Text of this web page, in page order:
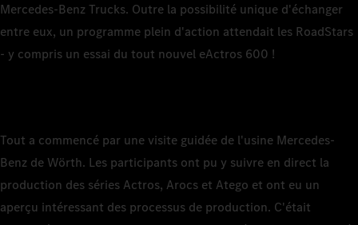
Mercedes-Benz Trucks. Outre la possibilité unique d'échanger
entre eux, un programme plein d'action attendait les RoadStars
- y compris un essai du tout nouvel eActros 600 !
Tout a commencé par une visite guidée de l'usine Mercedes-
Benz de Wörth. Les participants ont pu y suivre en direct la
production des séries Actros, Arocs et Atego et ont eu un
aperçu intéressant des processus de production. C'était